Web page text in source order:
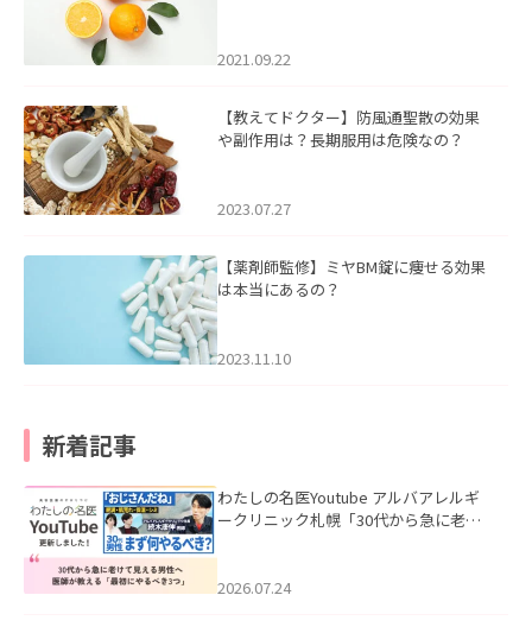
2021.09.22
【教えてドクター】防風通聖散の効果
や副作用は？長期服用は危険なの？
2023.07.27
【薬剤師監修】ミヤBM錠に痩せる効果
は本当にあるの？
2023.11.10
新着記事
わたしの名医Youtube アルバアレルギ
ークリニック札幌「30代から急に老け
た。
2026.07.24